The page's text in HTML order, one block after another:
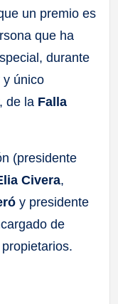
un premio es
que ha
durante
y único
de la Falla
(presidente
Civera,
y presidente
de